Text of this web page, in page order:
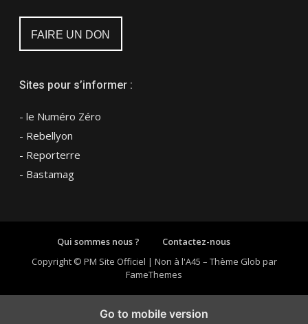
FAIRE UN DON
Sites pour s’informer :
- le Numéro Zéro
- Rebellyon
- Reporterre
- Bastamag
Qui sommes nous ?
Contactez-nous
Copyright © PM Site Officiel | Non à l'A45 – Thème Glob par
FameThemes
Go to mobile version